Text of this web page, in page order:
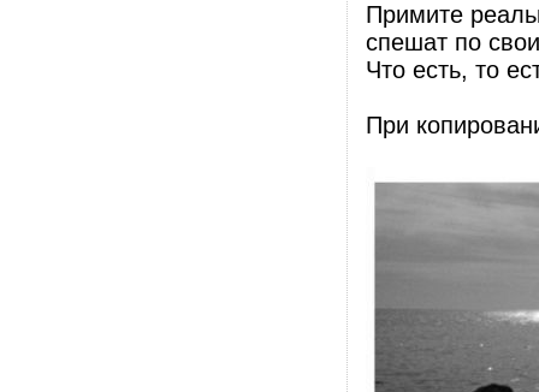
Примите
спешат по
Что есть, то
При